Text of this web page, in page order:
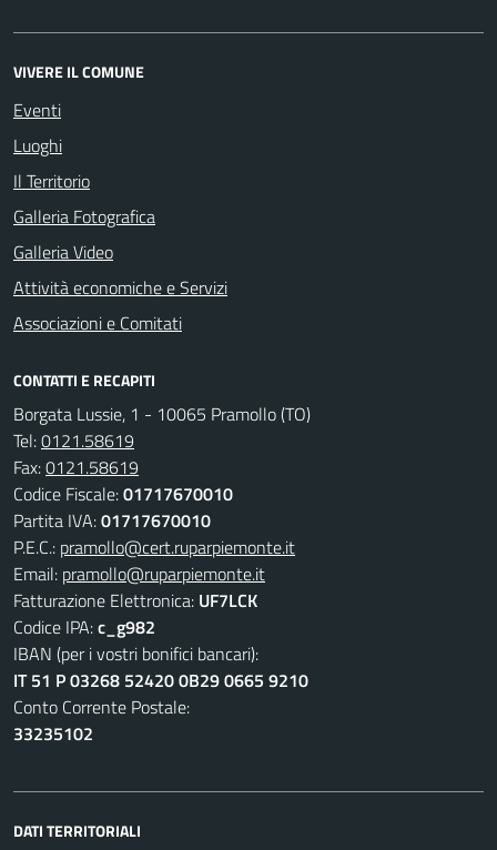
VIVERE IL COMUNE
Eventi
Luoghi
Il Territorio
Galleria Fotografica
Galleria Video
Attività economiche e Servizi
Associazioni e Comitati
CONTATTI E RECAPITI
Borgata Lussie, 1 - 10065 Pramollo (TO)
Tel:0121.58619
Fax:0121.58619
Codice Fiscale:01717670010
Partita IVA:01717670010
P.E.C.: pramollo@cert.ruparpiemonte.it
Email: pramollo@ruparpiemonte.it
Fatturazione Elettronica: UF7LCK
Codice IPA:c_g982
IBAN (per i vostri bonifici bancari):
IT 51 P 03268 52420 0B29 0665 9210
Conto Corrente Postale:
33235102
DATI TERRITORIALI